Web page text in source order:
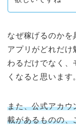
なぜ稼げるのかを
アプリがどれだけ
わるだけでなく、
くなると思います
また、公式アカウ
載があるものの、